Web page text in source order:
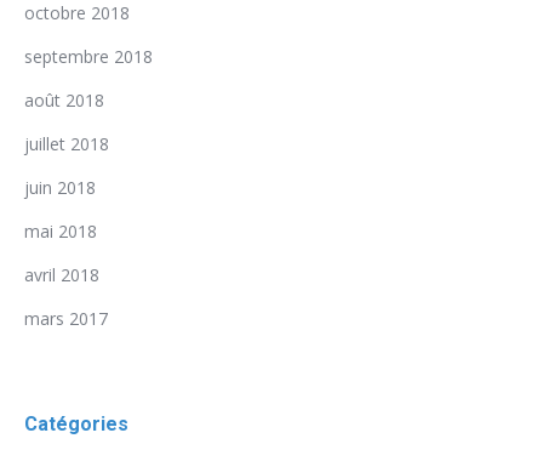
octobre 2018
septembre 2018
août 2018
juillet 2018
juin 2018
mai 2018
avril 2018
mars 2017
Catégories